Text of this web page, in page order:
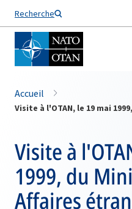
Recherche
Nom de famille*
Accueil
Visite à
1999, du
Affaires